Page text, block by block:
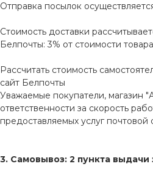
Отправка посылок
Стоимость доставки
Белпочты: 3% от стоимости
Рассчитать стоимость
сайт Белпочты
Уважаемые покупатели, магазин
ответственности за скорость
предоставляемых услуг
3. Самовывоз: 2 пункта выдачи